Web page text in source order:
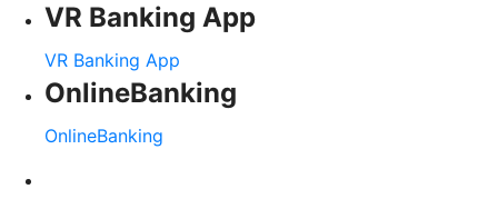
VR Banking App
VR Banking App
OnlineBanking
OnlineBanking